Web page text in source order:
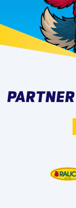
PARTNER